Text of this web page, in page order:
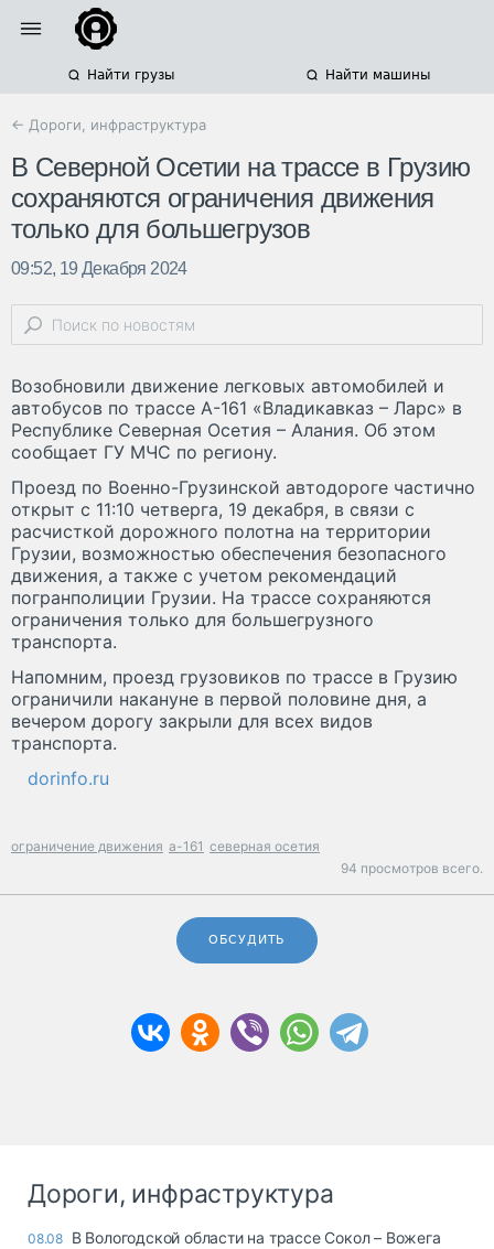
Найти грузы Найти машины
← Дороги, инфраструктура
В Северной Осетии на трассе в Грузию
сохраняются ограничения движения
только для большегрузов
09:52, 19 Декабря 2024
Возобновили движение легковых автомобилей и
автобусов по трассе А-161 «Владикавказ – Ларс» в
Республике Северная Осетия – Алания. Об этом
сообщает ГУ МЧС по региону.
Проезд по Военно-Грузинской автодороге частично
открыт с 11:10 четверга, 19 декабря, в связи с
расчисткой дорожного полотна на территории
Грузии, возможностью обеспечения безопасного
движения, а также с учетом рекомендаций
погранполиции Грузии. На трассе сохраняются
ограничения только для большегрузного
транспорта.
Напомним, проезд грузовиков по трассе в Грузию
ограничили накануне в первой половине дня, а
вечером дорогу закрыли для всех видов
транспорта.
dorinfo.ru
ограничение движения а-161 северная осетия
94 просмотров всего.
ОБСУДИТЬ
Дороги, инфраструктура
08.08 В Вологодской области на трассе Сокол – Вожега